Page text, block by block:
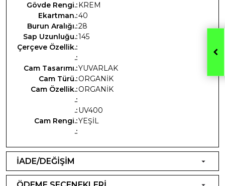
Gövde Rengi.:KREM
Ekartman.:40
Burun Aralığı.:28
Sap Uzunluğu.:145
Çerçeve Özellik.:
.:
Cam Tasarımı.:YUVARLAK
Cam Türü.:ORGANİK
Cam Özellik.:ORGANİK
.:
.:UV400
Cam Rengi.:YEŞİL
.:
İADE/DEĞİŞİM